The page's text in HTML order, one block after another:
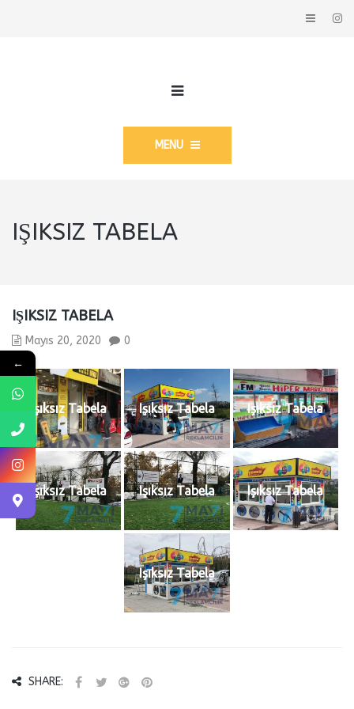
MENU
IŞIKSIZ TABELA
IŞIKSIZ TABELA
Mayıs 20, 2020 0
Işıksız Tabela Işıksız Tabela Işıksız Tabela
Işıksız Tabela Işıksız Tabela Işıksız Tabela
Işıksız Tabela
SHARE:
←